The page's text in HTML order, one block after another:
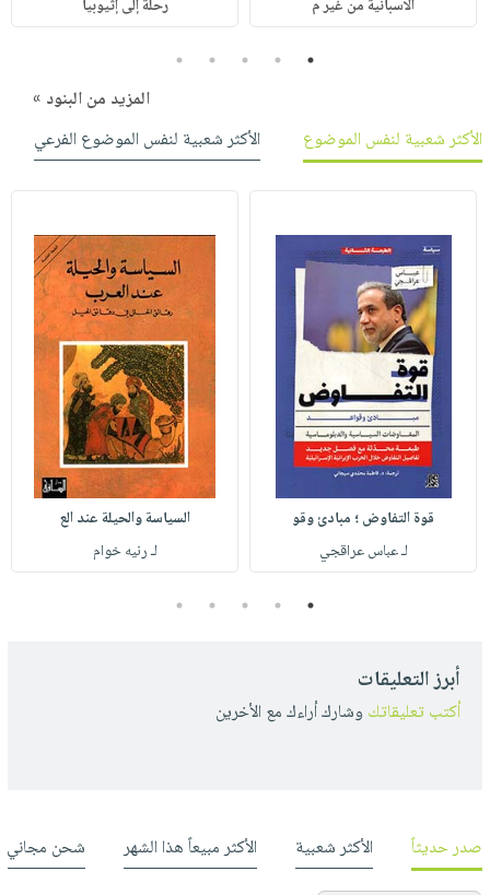
الاسبانية من غير م رحلة إلى إثيوبيا
1
2
3
4
5
المزيد من البنود »
الأكثر شعبية لنفس الموضوع
الأكثر شعبية لنفس الموضوع الفرعي
قوة التفاوض ؛ مبادئ وقو
لـ عباس عراقجي
السياسة والحيلة عند الع
لـ رنيه خوام
1
2
3
4
5
أبرز التعليقات
أكتب تعليقاتك وشارك أراءك مع الأخرين
صدر حديثاً الأكثر شعبية الأكثر مبيعاً هذا الشهر شحن مجاني